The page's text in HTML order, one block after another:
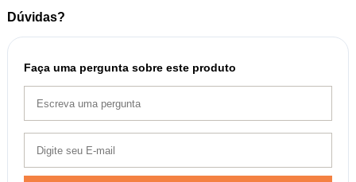
Dúvidas?
Faça uma pergunta sobre este produto